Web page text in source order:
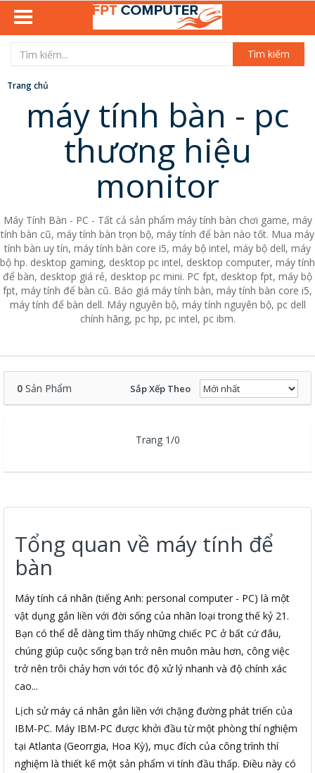
Tìm kiếm
Trang chủ
máy tính bàn - pc
thương hiệu
monitor
Máy Tính Bàn - PC - Tất cả sản phẩm máy tính bàn chơi game, máy
tính bàn cũ, máy tính bàn trọn bộ, máy tính để bàn nào tốt. Mua máy
tính bàn uy tín, máy tính bàn core i5, máy bộ intel, máy bộ dell, máy
bộ hp. desktop gaming, desktop pc intel, desktop computer, máy tính
để bàn, desktop giá rẻ, desktop pc mini. PC fpt, desktop fpt, máy bộ
fpt, máy tính để bàn cũ. Báo giá máy tính bàn, máy tính bàn core i5,
máy tính để bàn dell. Máy nguyên bộ, máy tính nguyên bộ, pc dell
chính hãng, pc hp, pc intel, pc ibm.
0 Sản Phẩm Sắp Xếp Theo
Trang 1/0
Tổng quan về máy tính để
bàn
Máy tính cá nhân (tiếng Anh: personal computer - PC) là một
vật dụng gắn liền với đời sống của nhân loại trong thế kỷ 21.
Bạn có thể dễ dàng tìm thấy những chiếc PC ở bất cứ đâu,
chúng giúp cuộc sống bạn trở nên muôn màu hơn, công việc
trở nên trôi chảy hơn với tóc độ xử lý nhanh và độ chính xác
cao...
Lịch sử máy cá nhân gắn liền với chặng đường phát triển của
IBM-PC. Máy IBM-PC được khởi đầu từ một phòng thí nghiệm
tại Atlanta (Georrgia, Hoa Kỳ), mục đích của công trình thí
nghiệm là thiết kế một sản phẩm vi tính đầu thấp. Điều này có